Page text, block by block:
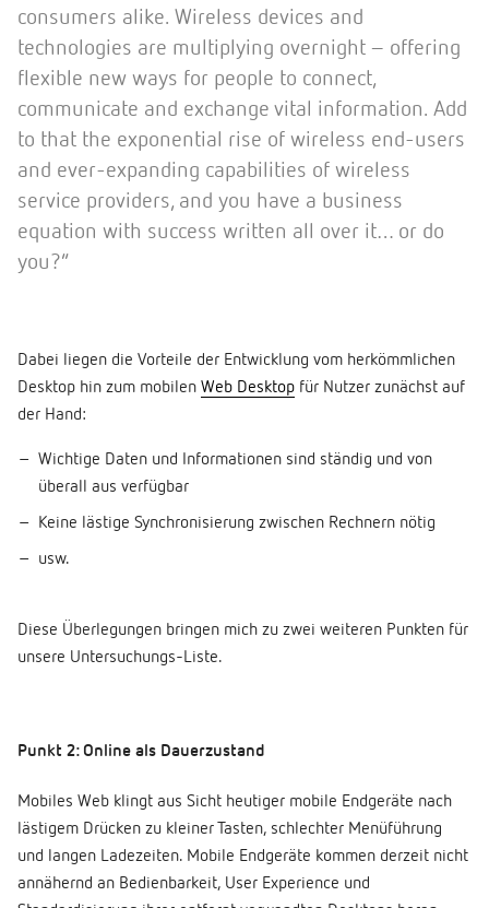
consumers alike. Wireless devices and
technologies are multiplying overnight – offering
flexible new ways for people to connect,
communicate and exchange vital information. Add
to that the exponential rise of wireless end-users
and ever-expanding capabilities of wireless
service providers, and you have a business
equation with success written all over it… or do
you?”
Dabei liegen die Vorteile der Entwicklung vom herkömmlichen
Desktop hin zum mobilen Web Desktop für Nutzer zunächst auf
der Hand:
Wichtige Daten und Informationen sind ständig und von
überall aus verfügbar
Keine lästige Synchronisierung zwischen Rechnern nötig
usw.
Diese Überlegungen bringen mich zu zwei weiteren Punkten für
unsere Untersuchungs-Liste.
Punkt 2: Online als Dauerzustand
Mobiles Web klingt aus Sicht heutiger mobile Endgeräte nach
lästigem Drücken zu kleiner Tasten, schlechter Menüführung
und langen Ladezeiten. Mobile Endgeräte kommen derzeit nicht
annähernd an Bedienbarkeit, User Experience und